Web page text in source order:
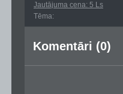
Jautājuma cena: 5 Ls
Tēma:
Komentāri (0)